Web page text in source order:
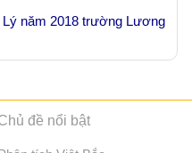
năm 2018 trường Lương
đề nổi bật